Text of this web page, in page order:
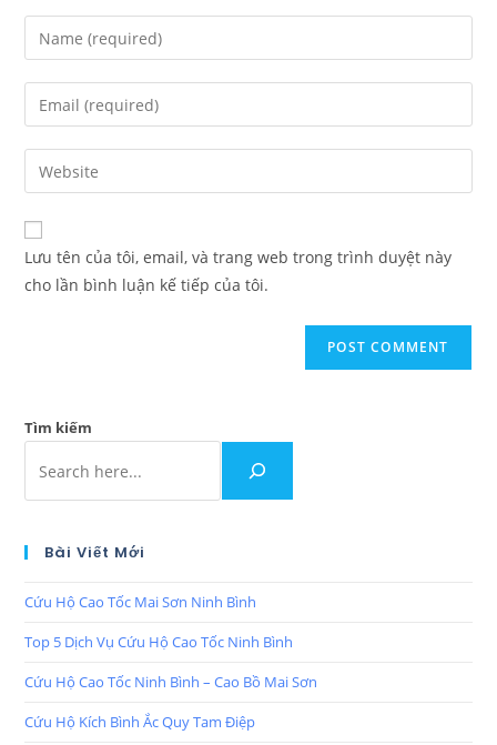
Lưu tên của tôi, email, và trang web trong trình duyệt này
cho lần bình luận kế tiếp của tôi.
Tìm kiếm
Bài Viết Mới
Cứu Hộ Cao Tốc Mai Sơn Ninh Bình
Top 5 Dịch Vụ Cứu Hộ Cao Tốc Ninh Bình
Cứu Hộ Cao Tốc Ninh Bình – Cao Bồ Mai Sơn
Cứu Hộ Kích Bình Ắc Quy Tam Điệp